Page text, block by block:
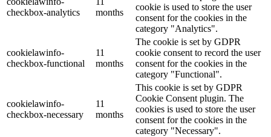
checkbox-analytics
months
cookie is used to store the user
consent for the cookies in the
category "Analytics".
cookielawinfo-
checkbox-functional
11
months
The cookie is set by GDPR
cookie consent to record the user
consent for the cookies in the
category "Functional".
cookielawinfo-
checkbox-necessary
11
months
This cookie is set by GDPR
Cookie Consent plugin. The
cookies is used to store the user
consent for the cookies in the
category "Necessary".